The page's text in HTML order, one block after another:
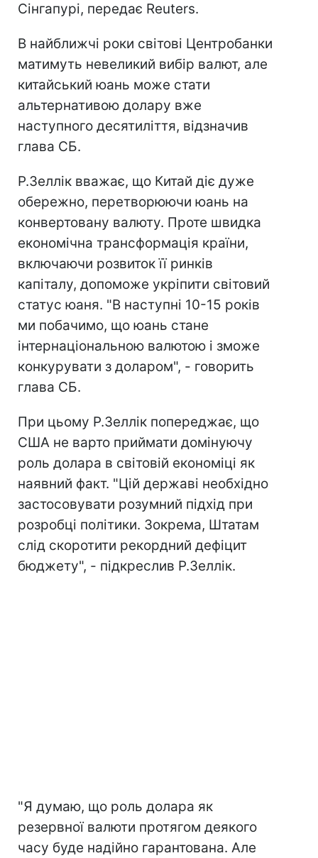
Сінгапурі, передає Reuters.
В найближчі роки світові Центробанки
матимуть невеликий вибір валют, але
китайський юань може стати
альтернативою долару вже
наступного десятиліття, відзначив
глава СБ.
Р.Зеллік вважає, що Китай діє дуже
обережно, перетворюючи юань на
конвертовану валюту. Проте швидка
економічна трансформація країни,
включаючи розвиток її ринків
капіталу, допоможе укріпити світовий
статус юаня. "В наступні 10-15 років
ми побачимо, що юань стане
інтернаціональною валютою і зможе
конкурувати з доларом", - говорить
глава СБ.
При цьому Р.Зеллік попереджає, що
США не варто приймати домінуючу
роль долара в світовій економіці як
наявний факт. "Цій державі необхідно
застосовувати розумний підхід при
розробці політики. Зокрема, Штатам
слід скоротити рекордний дефіцит
бюджету", - підкреслив Р.Зеллік.
"Я думаю, що роль долара як
резервної валюти протягом деякого
часу буде надійно гарантована. Але